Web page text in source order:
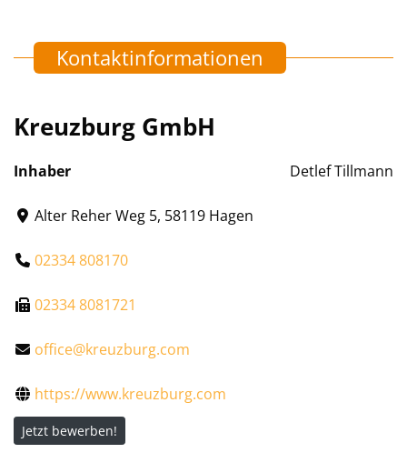
Kontaktinformationen
Kreuzburg GmbH
Inhaber Detlef Tillmann
Alter Reher Weg 5, 58119 Hagen
02334 808170
02334 8081721
office@kreuzburg.com
https://www.kreuzburg.com
Jetzt bewerben!